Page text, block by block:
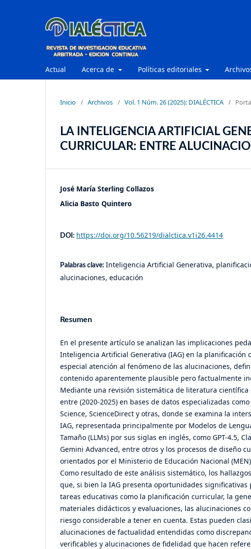
Actual Acerca de Políticas editoriales
Inicio / Archivos / Vol. 1 Núm. 26 (2025): DIALÉCTICA /
LA INTELIGENCIA ARTIFICIAL
CURRICULAR: ENTRE
José María Sterling Collazos
Alicia Basto Quintero
DOI: https://doi.org/10.56219/dialctica.v1i26.4414
Palabras clave: Inteligencia Artificial Generativa,
alucinaciones, educación
Resumen
En el presente artículo se analizan las implicaciones
Inteligencia Artificial Generativa (IAG) en la planificación
especial atención al fenómeno de las alucinaciones,
contenido aparentemente plausible pero factualmente
Mediante una revisión sistemática de literatura científica
entre (2020-2025) en bases de datos especializadas
Science, ScienceDirect y otras, donde se examina la
IAG, representada principalmente por Modelos de
Tamaño (LLMs) por sus siglas en inglés, como GPT-4.5,
Gemini Advanced, entre otros y los procesos de diseño
orientados por el Ministerio de Educación Nacional
Como resultado de este análisis sistemático, los
que, si bien la IAG presenta oportunidades significativas
tareas educativas como la planificación curricular, la
materiales didácticos y evaluaciones, las alucinaciones
riesgo considerable a tener en cuenta. Estas pueden
alucinaciones de factualidad entendidas como
verificables y alucinaciones de fidelidad que hacen